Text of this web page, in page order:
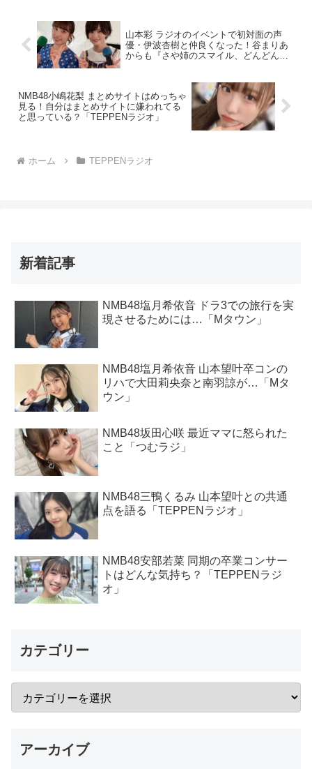
山本彩 ラジオのイベントで初対面の声
優・伊波杏樹と仲良くなった！谷まりあ
からも『さや姉のスマイル、どんどんナ
NMB48小嶋花梨 まとめサイトはめっちゃ
見る！自分はまとめサイトに嫌われてる
と思っている？「TEPPENラジオ」
ホーム TEPPENラジオ
新着記事
NMB48塩月希依音 ドラ3での旅行を実
現させるためには…「Mタウン」
NMB48塩月希依音 山本望叶卒コンの
リハで大田莉央奈と南羽諒が…「Mタ
ウン」
NMB48坂田心咲 最近ママに怒られた
こと「つむラジ」
NMB48三鴨くるみ 山本望叶との共通
点を語る「TEPPENラジオ」
NMB48安部若菜 同期の卒業コンサー
トはどんな気持ち？「TEPPENラジ
オ」
カテゴリー
アーカイブ